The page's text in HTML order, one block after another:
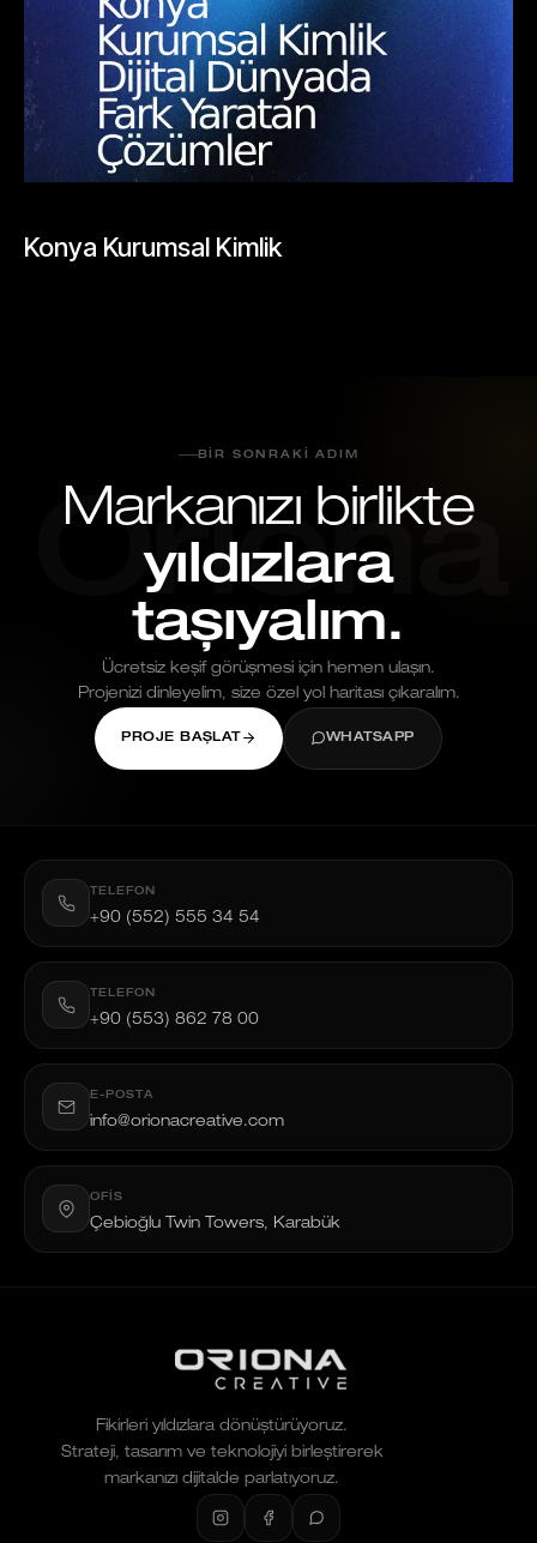
Konya Kurumsal Kimlik
Oriona
BIR SONRAKI ADIM
Markanızı birlikte
yıldızlara
taşıyalım.
Ücretsiz keşif görüşmesi için hemen ulaşın.
Projenizi dinleyelim, size özel yol haritası çıkaralım.
PROJE BAŞLAT WHATSAPP
TELEFON
+90 (552) 555 34 54
TELEFON
+90 (553) 862 78 00
E-POSTA
info@orionacreative.com
OFIS
Çebioğlu Twin Towers, Karabük
Fikirleri yıldızlara dönüştürüyoruz.
Strateji, tasarım ve teknolojiyi birleştirerek
markanızı dijitalde parlatıyoruz.